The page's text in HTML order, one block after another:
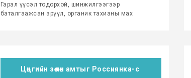
Гарал үүсэл тодорхой, шинжилгээгээр
баталгаажсан эрүүл, органик тахианы мах
Цөцгийн зөөлөн амтыг Россиянка-с